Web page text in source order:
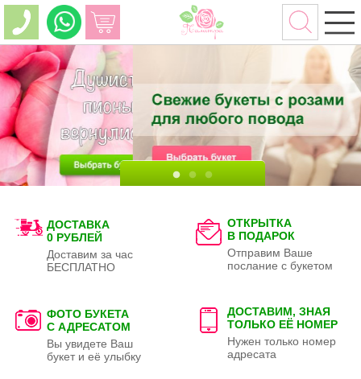
ДОСТАВКА
0 РУБЛЕЙ
Доставим за час
БЕСПЛАТНО
ОТКРЫТКА
В ПОДАРОК
Отправим Ваше
послание с букетом
ФОТО БУКЕТА
С АДРЕСАТОМ
Вы увидете Ваш
букет и её улыбку
ДОСТАВИМ, ЗНАЯ
ТОЛЬКО ЕЁ НОМЕР
Нужен только номер
адресата